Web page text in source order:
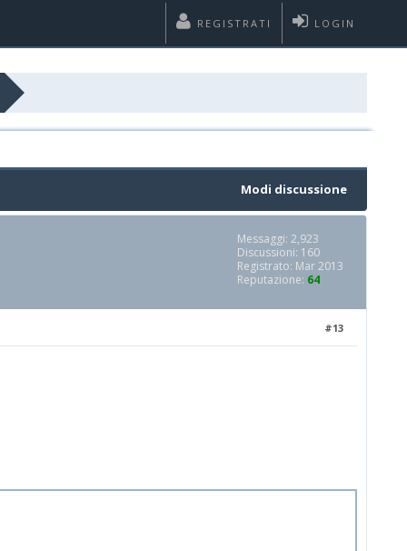
LOGIN
REGISTRATI
Modi discussione
Messaggi: 2,923
Discussioni: 160
Registrato: Mar 2013
Reputazione: 64
#13